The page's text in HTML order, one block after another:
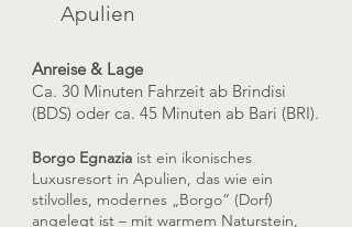
Apulien
Anreise & Lage
Ca. 30 Minuten Fahrzeit ab Brindisi
(BDS) oder ca. 45 Minuten ab Bari (BRI).
Borgo Egnazia ist ein ikonisches
Luxusresort in Apulien, das wie ein
stilvolles, modernes „Borgo“ (Dorf)
angelegt ist – mit warmem Naturstein,